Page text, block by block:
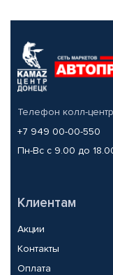
Телефон колл-
+7 949 00-00-550
Пн-Вс с 9.00 до
Клиентам
Акции
Контакты
Оплата